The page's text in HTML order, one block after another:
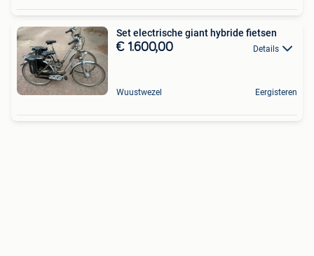
Set electrische giant hybride fietsen
€ 1.600,00 Details
Wuustwezel Eergisteren